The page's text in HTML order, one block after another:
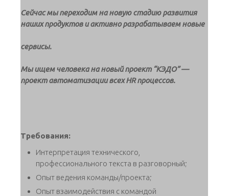
Сейчас мы переходим на новую стадию развития
наших продуктов и активно разрабатываем новые
сервисы.
Мы ищем человека на новый проект “КЭДО” —
проект автоматизации всех HR процессов.
Требования:
Интерпретация технического,
профессионального текста в разговорный;
Опыт ведения команды/проекта;
Опыт взаимодействия с командой